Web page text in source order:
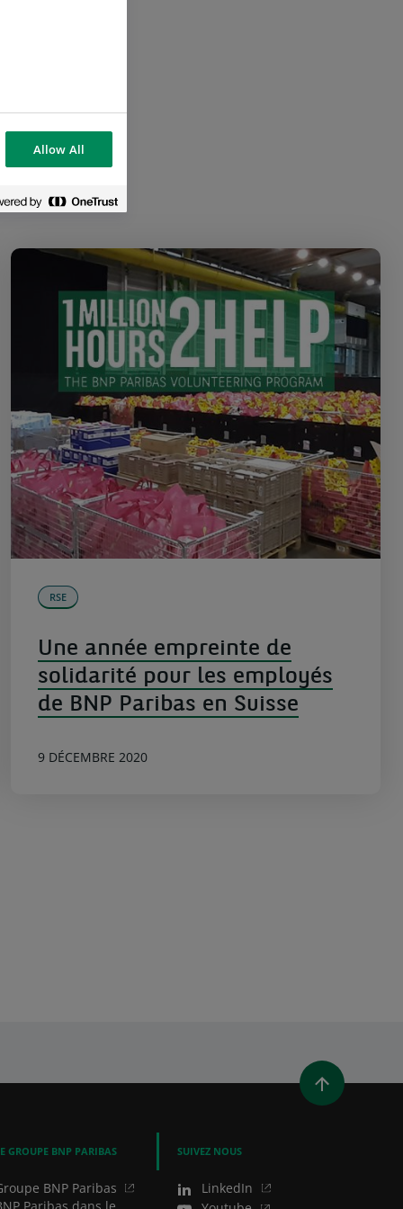
RSE
Une année empreinte de
solidarité pour les employés
de BNP Paribas en Suisse
9 DÉCEMBRE 2020
NOUVELLE FENÊTRE)
UNE NOUVELLE FENÊTRE)
(OUVRE UNE NOUVELLE FENÊTRE)
PAR EMAIL
GROUPE BNP PARIBAS
BNP Paribas
SUIVEZ NOUS
LinkedIn
Allow All